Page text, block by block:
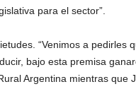
para el sector”.
“Venimos a pedirles
bajo esta premisa
Argentina mientras que